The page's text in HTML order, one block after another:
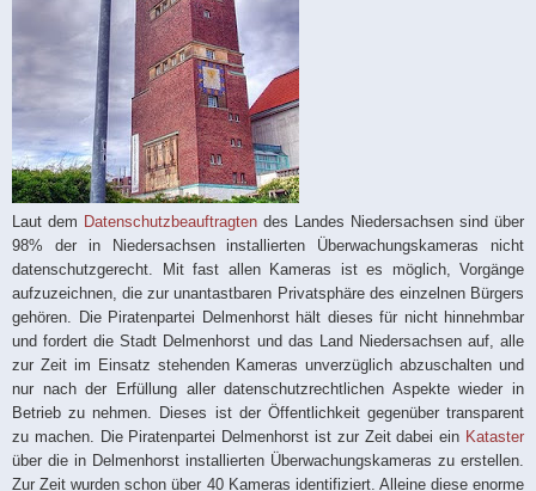
Laut dem Datenschutzbeauftragten des Landes Niedersachsen sind über
98% der in Niedersachsen installierten Überwachungskameras nicht
datenschutzgerecht. Mit fast allen Kameras ist es möglich, Vorgänge
aufzuzeichnen, die zur unantastbaren Privatsphäre des einzelnen Bürgers
gehören. Die Piratenpartei Delmenhorst hält dieses für nicht hinnehmbar
und fordert die Stadt Delmenhorst und das Land Niedersachsen auf, alle
zur Zeit im Einsatz stehenden Kameras unverzüglich abzuschalten und
nur nach der Erfüllung aller datenschutzrechtlichen Aspekte wieder in
Betrieb zu nehmen. Dieses ist der Öffentlichkeit gegenüber transparent
zu machen. Die Piratenpartei Delmenhorst ist zur Zeit dabei ein Kataster
über die in Delmenhorst installierten Überwachungskameras zu erstellen.
Zur Zeit wurden schon über 40 Kameras identifiziert. Alleine diese enorme